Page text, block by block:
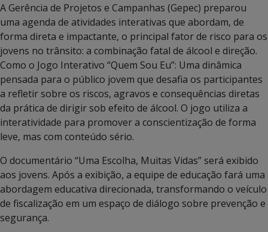
A Gerência de Projetos e Campanhas (Gepec) preparou
uma agenda de atividades interativas que abordam, de
forma direta e impactante, o principal fator de risco para os
jovens no trânsito: a combinação fatal de álcool e direção.
Como o Jogo Interativo “Quem Sou Eu”: Uma dinâmica
pensada para o público jovem que desafia os participantes
a refletir sobre os riscos, agravos e consequências diretas
da prática de dirigir sob efeito de álcool. O jogo utiliza a
interatividade para promover a conscientização de forma
leve, mas com conteúdo sério.
O documentário “Uma Escolha, Muitas Vidas” será exibido
aos jovens. Após a exibição, a equipe de educação fará uma
abordagem educativa direcionada, transformando o veículo
de fiscalização em um espaço de diálogo sobre prevenção e
segurança.